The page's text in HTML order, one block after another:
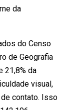
da
do Censo
de Geografia
21,8% da
visual,
contato. Isso